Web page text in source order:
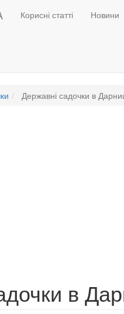
Корисні статті Новини
Державні садочки в
в